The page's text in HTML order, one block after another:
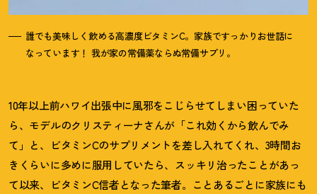
誰でも美味しく飲める高濃度ビタミンC。家族ですっかりお世話に
なっています ！ 我が家の常備薬ならぬ常備サプリ。
10年以上前ハワイ出張中に風邪をこじらせてしまい困っていた
ら、モデルのクリスティーナさんが「これ効くから飲んでみ
て」と、ビタミンCのサプリメントを差し入れてくれ、3時間お
きくらいに多めに服用していたら、スッキリ治ったことがあっ
て以来、ビタミンC信者となった筆者。ことあるごとに家族にも